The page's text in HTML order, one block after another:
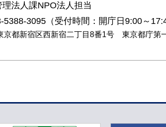
法人課NPO法人担当
5388-3095（受付時間：開庁日9:00～
都新宿区西新宿二丁目8番1号 東京都庁第